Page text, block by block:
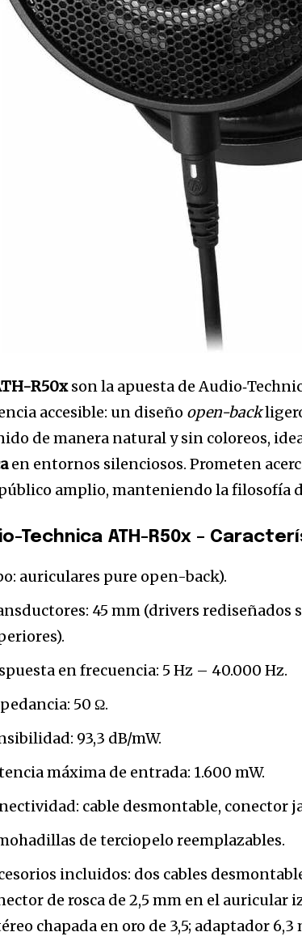
solo escribe tu dirección de correo
botón de "suscribir". No te preocupes,
y no enviaremos correo basura a tu INBOX. Tu
R50xson la apuesta de
accesible: un diseño open-back
de manera natural y sin coloreos,
en entornos silenciosos. Prometen
amplio, manteniendo la filosofía
Technica ATH-R50x –
auriculares pure open-back).
45 mm (drivers rediseñados
en frecuencia: 5 Hz – 40.000 Hz.
50 Ω.
93,3 dB/mW.
máxima de entrada: 1.600 mW.
cable desmontable, conector
de terciopelo reemplazables.
incluidos: dos cables
de rosca de 2,5 mm en el auricular
chapada en oro de 3,5; adaptador